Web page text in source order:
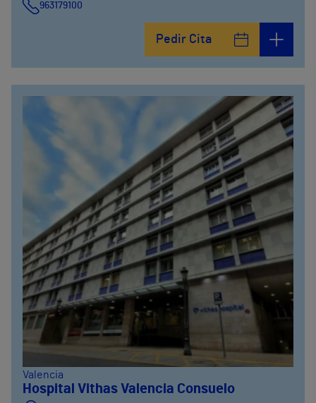
963179100
Pedir Cita
Valencia
Hospital Vithas Valencia Consuelo